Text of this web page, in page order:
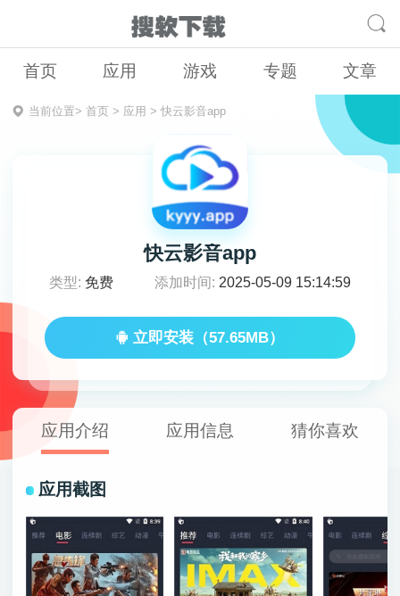
首页 应用 游戏 专题 文章
当前位置> 首页> 应用 > 快云影音app
快云影音app
类型: 免费 添加时间: 2025-05-09 15:14:59
立即安装（57.65MB）
应用介绍 应用信息 猜你喜欢
应用截图